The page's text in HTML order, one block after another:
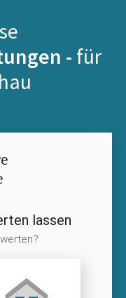
- für
lassen